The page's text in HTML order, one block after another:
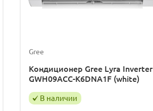
Gree
Кондиционер Gree Lyra Inverter
GWH09ACC-K6DNA1F (white)
В наличии